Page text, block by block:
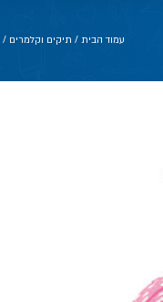
עמוד הבית / תיקים וקלמרים /